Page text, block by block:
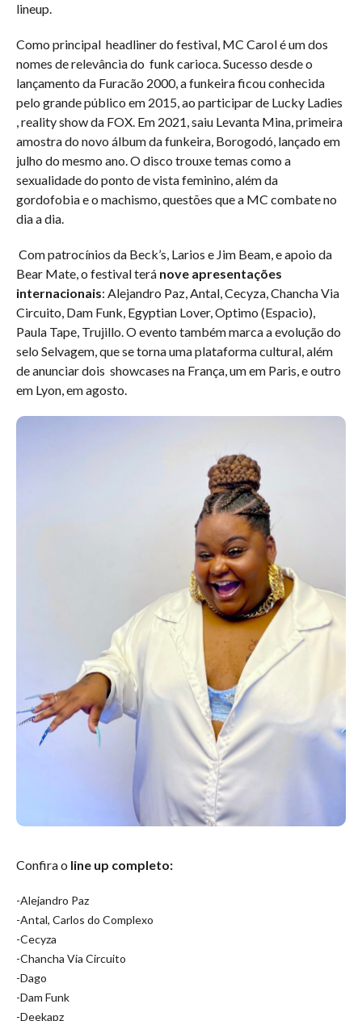
lineup.
Como principal headliner do festival, MC Carol é um dos
nomes de relevância do funk carioca. Sucesso desde o
lançamento da Furacão 2000, a funkeira ficou conhecida
pelo grande público em 2015, ao participar de Lucky Ladies
, reality show da FOX. Em 2021, saiu Levanta Mina, primeira
amostra do novo álbum da funkeira, Borogodó, lançado em
julho do mesmo ano. O disco trouxe temas como a
sexualidade do ponto de vista feminino, além da
gordofobia e o machismo, questões que a MC combate no
dia a dia.
Com patrocínios da Beck’s, Larios e Jim Beam, e apoio da
Bear Mate, o festival terá nove apresentações
internacionais: Alejandro Paz, Antal, Cecyza, Chancha Via
Circuito, Dam Funk, Egyptian Lover, Optimo (Espacio),
Paula Tape, Trujillo. O evento também marca a evolução do
selo Selvagem, que se torna uma plataforma cultural, além
de anunciar dois showcases na França, um em Paris, e outro
em Lyon, em agosto.
Confira o line up completo:
-Alejandro Paz
-Antal, Carlos do Complexo
-Cecyza
-Chancha Via Circuito
-Dago
-Dam Funk
-Deekapz